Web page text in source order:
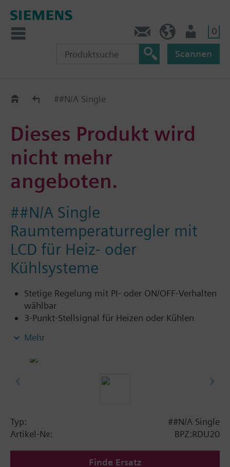
0
Scannen
Old2New##N/A Single
Dieses Produkt wird
nicht mehr
angeboten.
##N/A Single
Raumtemperaturregler mit
LCD für Heiz- oder
Kühlsysteme
Stetige Regelung mit PI- oder ON/OFF-Verhalten
wählbar
3-Punkt-Stellsignal für Heizen oder Kühlen
Umschaltung
Mehr
Typ:
##N/A Single
Artikel-Nr.:
BPZ:RDU20
Finde Ersatz